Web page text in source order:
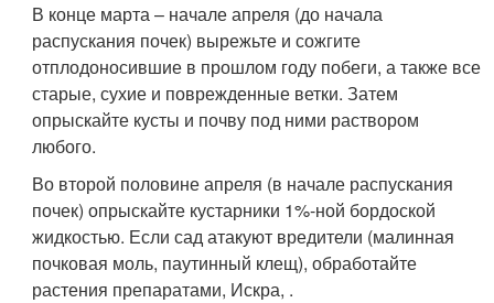
В конце марта – начале апреля (до начала
распускания почек) вырежьте и сожгите
отплодоносившие в прошлом году побеги, а также все
старые, сухие и поврежденные ветки. Затем
опрыскайте кусты и почву под ними раствором
любого.
Во второй половине апреля (в начале распускания
почек) опрыскайте кустарники 1%-ной бордоской
жидкостью. Если сад атакуют вредители (малинная
почковая моль, паутинный клещ), обработайте
растения препаратами, Искра, .